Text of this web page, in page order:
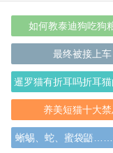
如何教泰迪狗吃狗
最终被接上车
暹罗猫有折耳吗折耳
向下呢？
养美短猫十大禁
蜥蜴、蛇、蜜袋鼯